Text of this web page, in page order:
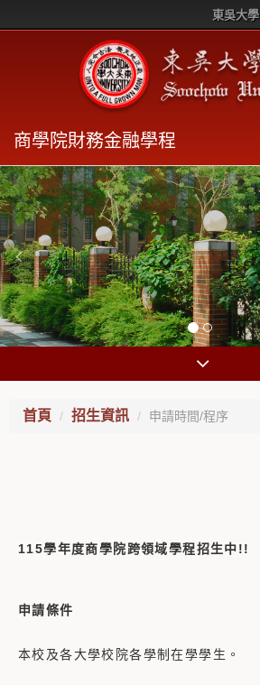
東吳大學
商學院財務金融學程
首頁 招生資訊 申請時間/程序
115學年度商學院跨領域學程招生中!!
申請條件
本校及各大學校院各學制在學學生。